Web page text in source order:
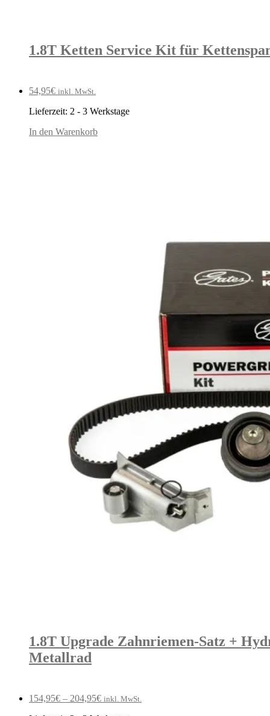
1.8T Ketten Service Kit für
54,95€ inkl. MwSt.
Lieferzeit: 2 - 3 Werkstage
In den Warenkorb
1.8T Upgrade Zahnriemen-Satz +
Metallrad
154,95€ – 204,95€ inkl. MwSt.